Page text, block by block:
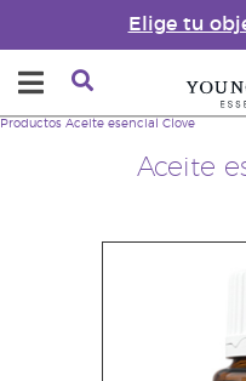
Elige tu
Aceite
Productos Aceite esencial Clove